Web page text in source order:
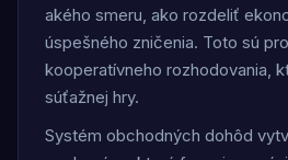
akého smeru, ako rozdeliť
úspešného zničenia. Toto sú
kooperatívneho rozhodovania,
súťažnej hry.
Systém obchodných dohôd